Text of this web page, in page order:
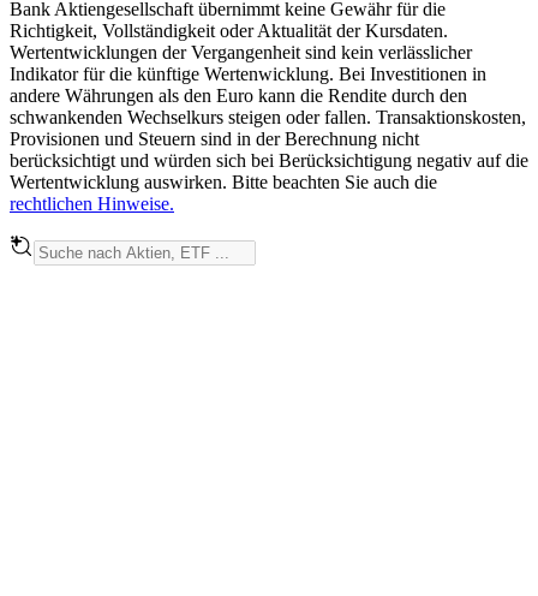
Bank Aktiengesellschaft übernimmt keine Gewähr für die
Richtigkeit, Vollständigkeit oder Aktualität der Kursdaten.
Wertentwicklungen der Vergangenheit sind kein verlässlicher
Indikator für die künftige Wertenwicklung. Bei Investitionen in
andere Währungen als den Euro kann die Rendite durch den
schwankenden Wechselkurs steigen oder fallen. Transaktionskosten,
Provisionen und Steuern sind in der Berechnung nicht
berücksichtigt und würden sich bei Berücksichtigung negativ auf die
Wertentwicklung auswirken. Bitte beachten Sie auch die
rechtlichen Hinweise.